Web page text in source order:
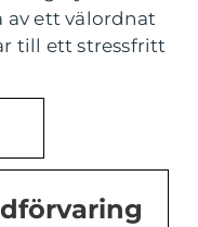
av ett välordnat
till ett stressfritt